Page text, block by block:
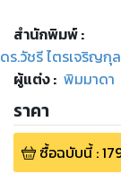
สำนักพิมพ์:
ดร.วัชรี ไตรเจริญ
ผู้แต่ง : พิมมาดา
ราคา
ซื้อฉบับนี้: